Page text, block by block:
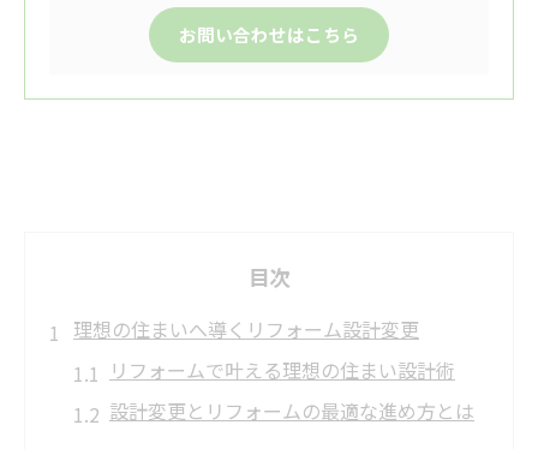
お問い合わせはこちら
目次
理想の住まいへ導くリフォーム設計変更
リフォームで叶える理想の住まい設計術
設計変更とリフォームの最適な進め方とは